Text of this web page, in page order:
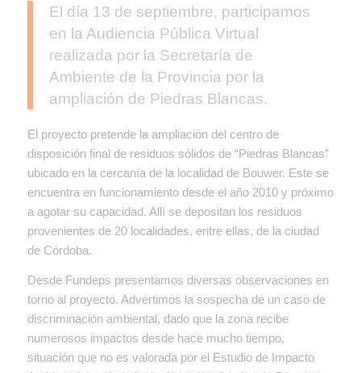
El día 13 de septiembre, participamos
en la Audiencia Pública Virtual
realizada por la Secretaría de
Ambiente de la Provincia por la
ampliación de Piedras Blancas.
El proyecto pretende la ampliación del centro de
disposición final de residuos sólidos de “Piedras Blancas”
ubicado en la cercanía de la localidad de Bouwer. Este se
encuentra en funcionamiento desde el año 2010 y próximo
a agotar su capacidad. Allí se depositan los residuos
provenientes de 20 localidades, entre ellas, de la ciudad
de Córdoba.
Desde Fundeps presentamos diversas observaciones en
torno al proyecto. Advertimos la sospecha de un caso de
discriminación ambiental, dado que la zona recibe
numerosos impactos desde hace mucho tiempo,
situación que no es valorada por el Estudio de Impacto